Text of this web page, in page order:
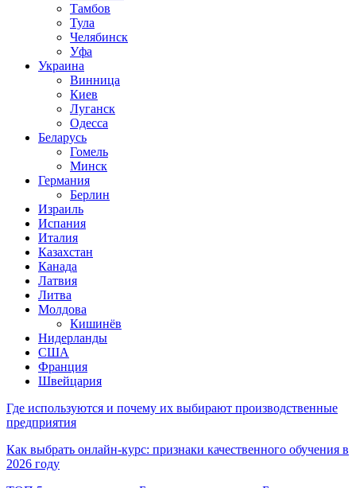
Тамбов
Тула
Челябинск
Уфа
Украина
Винница
Киев
Луганск
Одесса
Беларусь
Гомель
Минск
Германия
Берлин
Израиль
Испания
Италия
Казахстан
Канада
Латвия
Литва
Молдова
Кишинёв
Нидерланды
США
Франция
Швейцария
Где используются и почему их выбирают производственные
предприятия
Как выбрать онлайн-курс: признаки качественного обучения в
2026 году